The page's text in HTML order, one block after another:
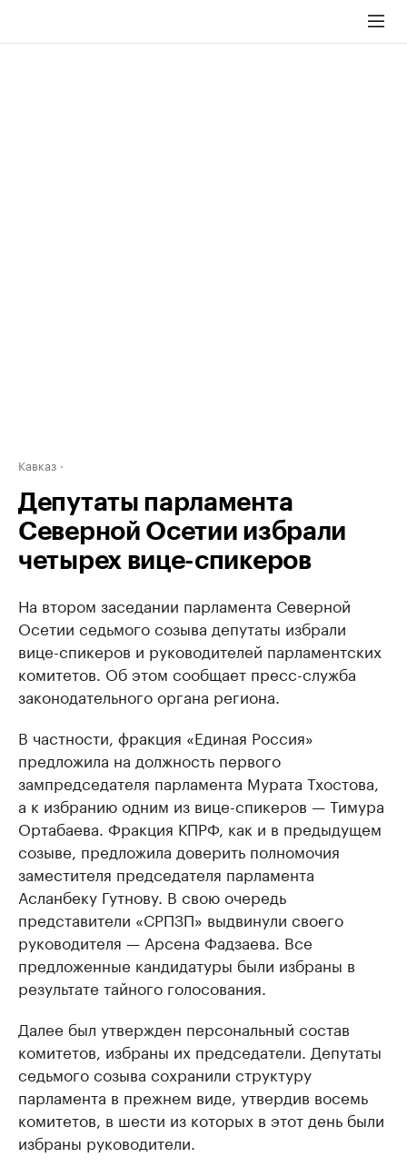
Кавказ
Депутаты парламента
Северной Осетии избрали
четырех вице-спикеров
На втором заседании парламента Северной
Осетии седьмого созыва депутаты избрали
вице-спикеров и руководителей парламентских
комитетов. Об этом сообщает пресс-служба
законодательного органа региона.
В частности, фракция «Единая Россия»
предложила на должность первого
зампредседателя парламента Мурата Тхостова,
а к избранию одним из вице-спикеров — Тимура
Ортабаева. Фракция КПРФ, как и в предыдущем
созыве, предложила доверить полномочия
заместителя председателя парламента
Асланбеку Гутнову. В свою очередь
представители «СРПЗП» выдвинули своего
руководителя — Арсена Фадзаева. Все
предложенные кандидатуры были избраны в
результате тайного голосования.
Далее был утвержден персональный состав
комитетов, избраны их председатели. Депутаты
седьмого созыва сохранили структуру
парламента в прежнем виде, утвердив восемь
комитетов, в шести из которых в этот день были
избраны руководители.